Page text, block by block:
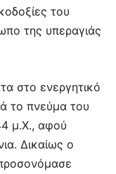
του
της υπεραγιάς
στο ενεργητικό
το πνεύμα του
μ.Χ., αφού
Δικαίως ο